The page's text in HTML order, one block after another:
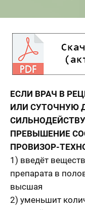
ЕСЛИ ВРАЧ В
ИЛИ СУТОЧНУЮ
ПРЕВЫШЕНИЕ
ПРОВИЗОР-
1) введёт
препарата в
высшая
2) уменьшит